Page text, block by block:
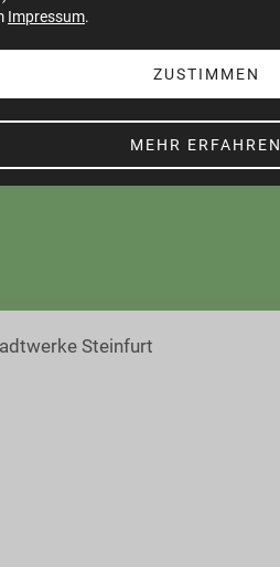
Impressum.
ZUSTIMMEN
MEHR
Steinfurt